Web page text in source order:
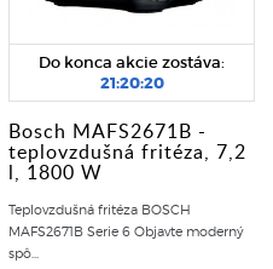
Do konca akcie zostáva:
21:20:20
Bosch MAFS2671B -
teplovzdušná fritéza, 7,2
l, 1800 W
Teplovzdušná fritéza BOSCH
MAFS2671B Serie 6 Objavte moderný
spô...